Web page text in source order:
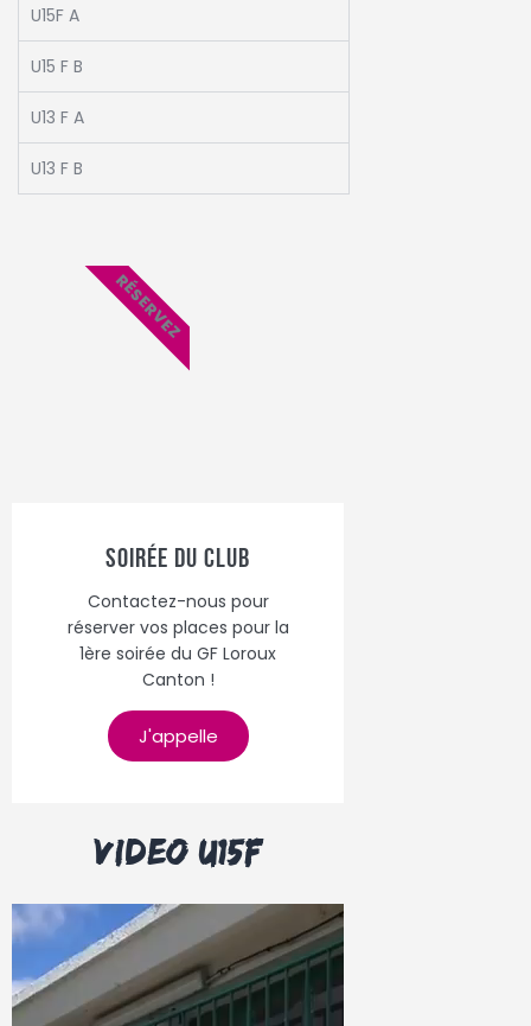
U15F A
U15 F B
U13 F A
U13 F B
Soirée du Club
Contactez-nous pour
réserver vos places pour la
1ère soirée du GF Loroux
Canton !
J'appelle
RÉSERVEZ
Video u15F
Lecteur
vidéo